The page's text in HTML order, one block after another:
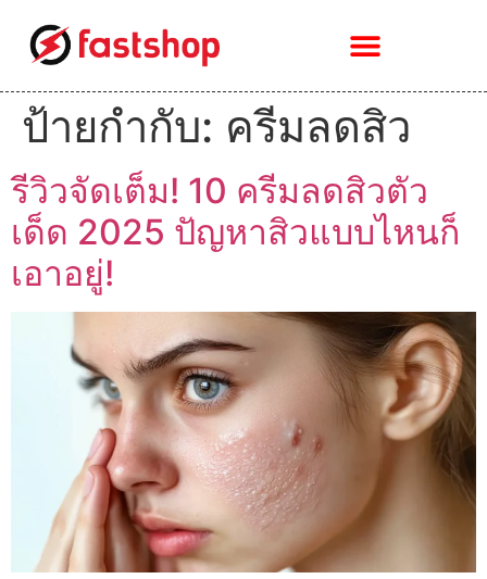
ป้ายกำกับ: ครีมลดสิว
รีวิวจัดเต็ม! 10 ครีมลดสิวตัว
เด็ด 2025 ปัญหาสิวแบบไหนก็
เอาอยู่!